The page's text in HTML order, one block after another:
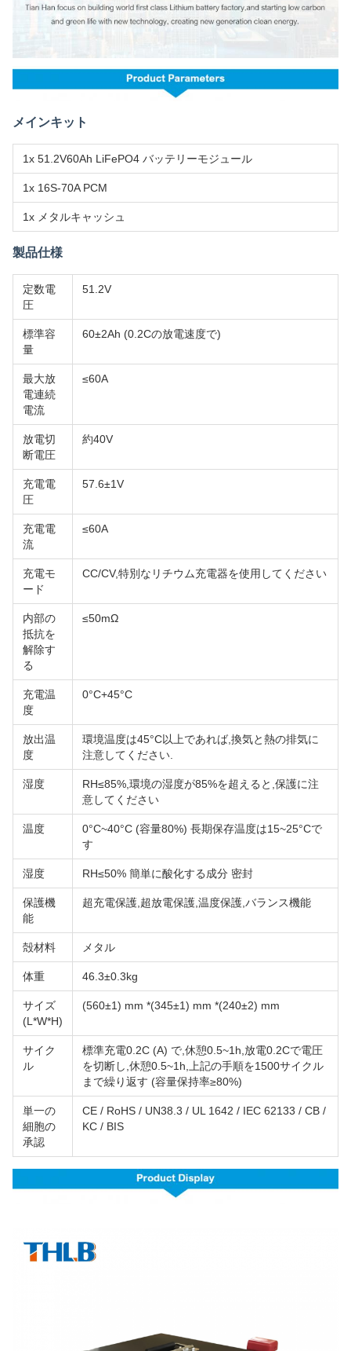
メインキット
1x 51.2V60Ah LiFePO4 バッテリーモジュール
1x 16S-70A PCM
1x メタルキャッシュ
製品仕様
定数電
圧
51.2V
標準容
量
60±2Ah (0.2Cの放電速度で)
最大放
電連続
電流
≤60A
放電切
断電圧
約40V
充電電
圧
57.6±1V
充電電
流
≤60A
充電モ
ード
CC/CV,特別なリチウム充電器を使用してください
内部の
抵抗を
解除す
る
≤50mΩ
充電温
度
0°C+45°C
放出温
度
環境温度は45°C以上であれば,換気と熱の排気に
注意してください.
湿度
RH≤85%,環境の湿度が85%を超えると,保護に注
意してください
温度
0°C~40°C (容量80%) 長期保存温度は15~25°Cで
す
湿度 RH≤50% 簡単に酸化する成分 密封
保護機
能
超充電保護,超放電保護,温度保護,バランス機能
殻材料 メタル
体重 46.3±0.3kg
サイズ
(L*W*H)
(560±1) mm *(345±1) mm *(240±2) mm
サイク
ル
標準充電0.2C (A) で,休憩0.5~1h,放電0.2Cで電圧
を切断し,休憩0.5~1h,上記の手順を1500サイクル
まで繰り返す (容量保持率≥80%)
単一の
細胞の
承認
CE / RoHS / UN38.3 / UL 1642 / IEC 62133 / CB /
KC / BIS